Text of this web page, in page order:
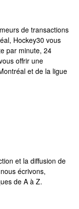
de transactions
Hockey30 vous
par minute, 24
offrir une
et de la ligue
et la diffusion de
écrivons,
de A à Z.